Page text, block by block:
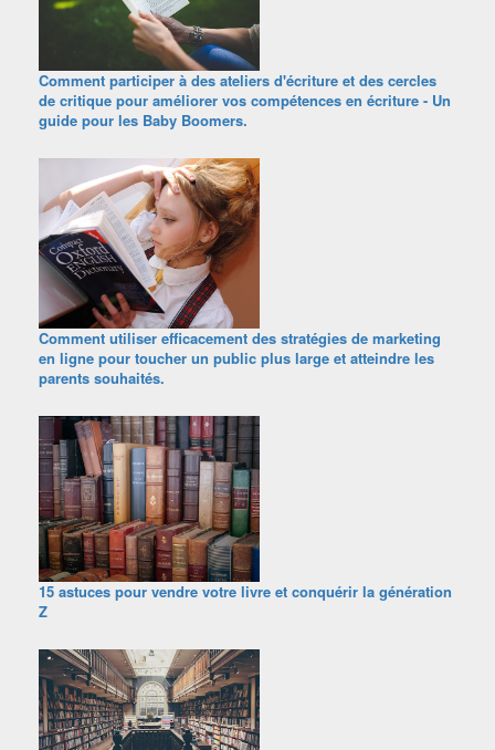
Comment participer à des ateliers d'écriture et des cercles
de critique pour améliorer vos compétences en écriture - Un
guide pour les Baby Boomers.
Comment utiliser efficacement des stratégies de marketing
en ligne pour toucher un public plus large et atteindre les
parents souhaités.
15 astuces pour vendre votre livre et conquérir la génération
Z